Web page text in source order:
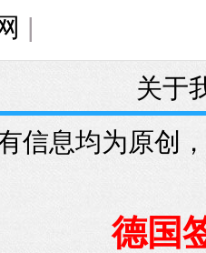
|
关于
信息均为原创，
德国